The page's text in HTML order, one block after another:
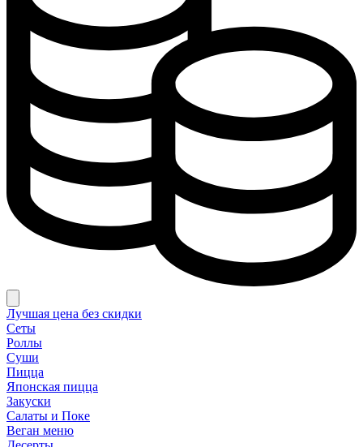
Лучшая цена без скидки
Сеты
Роллы
Суши
Пицца
Японская пицца
Закуски
Салаты и Поке
Веган меню